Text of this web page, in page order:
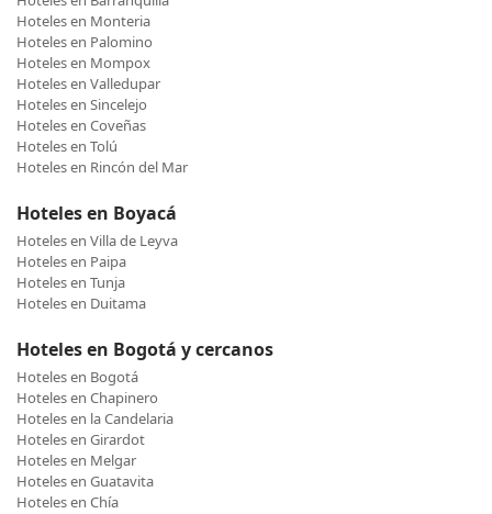
Hoteles en Monteria
Hoteles en Palomino
Hoteles en Mompox
Hoteles en Valledupar
Hoteles en Sincelejo
Hoteles en Coveñas
Hoteles en Tolú
Hoteles en Rincón del Mar
Hoteles en Boyacá
Hoteles en Villa de Leyva
Hoteles en Paipa
Hoteles en Tunja
Hoteles en Duitama
Hoteles en Bogotá y cercanos
Hoteles en Bogotá
Hoteles en Chapinero
Hoteles en la Candelaria
Hoteles en Girardot
Hoteles en Melgar
Hoteles en Guatavita
Hoteles en Chía